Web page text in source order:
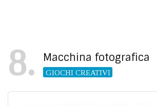
8 Macchina fotografica
GIOCHI CREATIVI